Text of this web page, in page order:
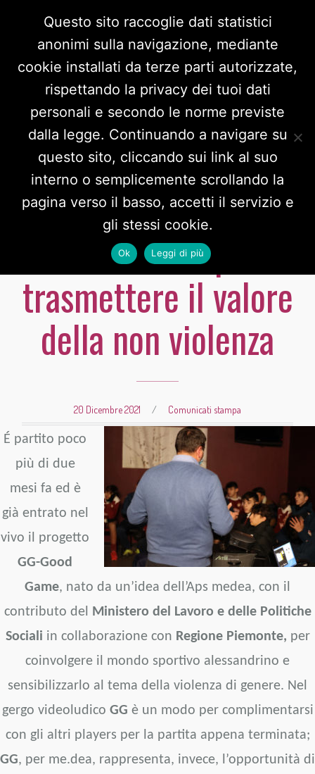
Prosegue il progetto
Good Game per
trasmettere il valore
della non violenza
20 Dicembre 2021 / Comunicati stampa
É partito poco
più di due
mesi fa ed è
già entrato nel
vivo il progetto
GG-Good
Game, nato da un’idea dell’Aps medea, con il
contributo del Ministero del Lavoro e delle Politiche
Sociali in collaborazione con Regione Piemonte, per
coinvolgere il mondo sportivo alessandrino e
sensibilizzarlo al tema della violenza di genere. Nel
gergo videoludico GG è un modo per complimentarsi
con gli altri players per la partita appena terminata;
GG, per me.dea, rappresenta, invece, l’opportunità di
Questo sito raccoglie dati statistici
anonimi sulla navigazione, mediante
cookie installati da terze parti autorizzate,
rispettando la privacy dei tuoi dati
personali e secondo le norme previste
dalla legge. Continuando a navigare su
questo sito, cliccando sui link al suo
interno o semplicemente scrollando la
pagina verso il basso, accetti il servizio e
gli stessi cookie.
Ok Leggi di più